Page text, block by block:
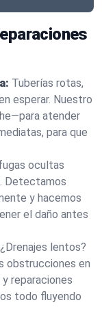
Tuberías rotas,
esperar. Nuestro
atender
para que
ocultas
Detectamos
y hacemos
el daño antes
¿Drenajes lentos?
obstrucciones en
reparaciones
todo fluyendo